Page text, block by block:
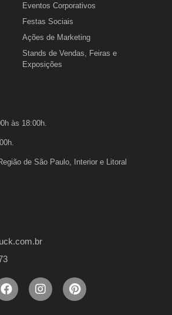
Eventos Corporativos
Festas Sociais
Ações de Marketing
Stands de Vendas, Feiras e
Exposições
às 18:00h.
de São Paulo, Interior e Litoral